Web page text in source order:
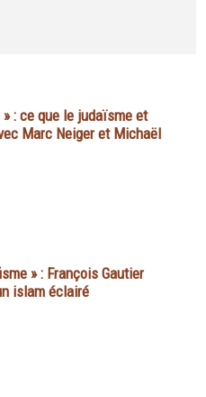
: ce que le judaïsme et
Marc Neiger et Michaël
» : François Gautier
islam éclairé